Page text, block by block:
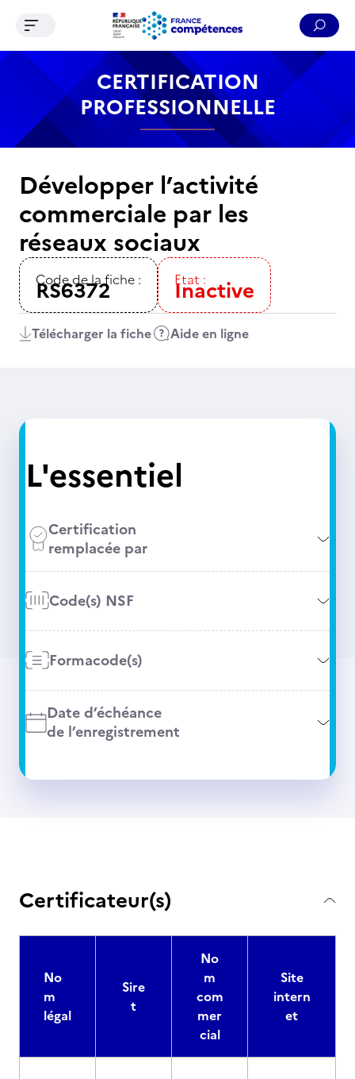
Contenu Recherche Menu Pied de page
Ouvrir le menu de navigation
CERTIFICATION
PROFESSIONNELLE
Développer l’activité
commerciale par les
réseaux sociaux
Code de la fiche :
RS6372 Etat :
Inactive
Télécharger la fiche Aide en ligne
L'essentiel
Certification
remplacée par
Code(s) NSF
Formacode(s)
Date d’échéance
de l’enregistrement
Certificateur(s)
No
m
légal
Sire
t
No
m
com
mer
cial
Site
intern
et